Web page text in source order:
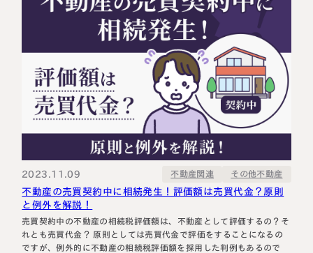
よくある質問
私たちについて
税理士紹介
法人情報
相続について学ぶ
相続コラム
セミナー
円満相続ちゃんねる
2023.11.09 不動産関連 その他不動産
不動産の売買契約中に相続発生！評価額は売買代金？原則
と例外を解説！
売買契約中の不動産の相続税評価額は、不動産として評価するの？そ
れとも売買代金？ 原則としては売買代金で評価をすることになるの
ですが、例外的に不動産の相続税評価額を採用した判例もあるので